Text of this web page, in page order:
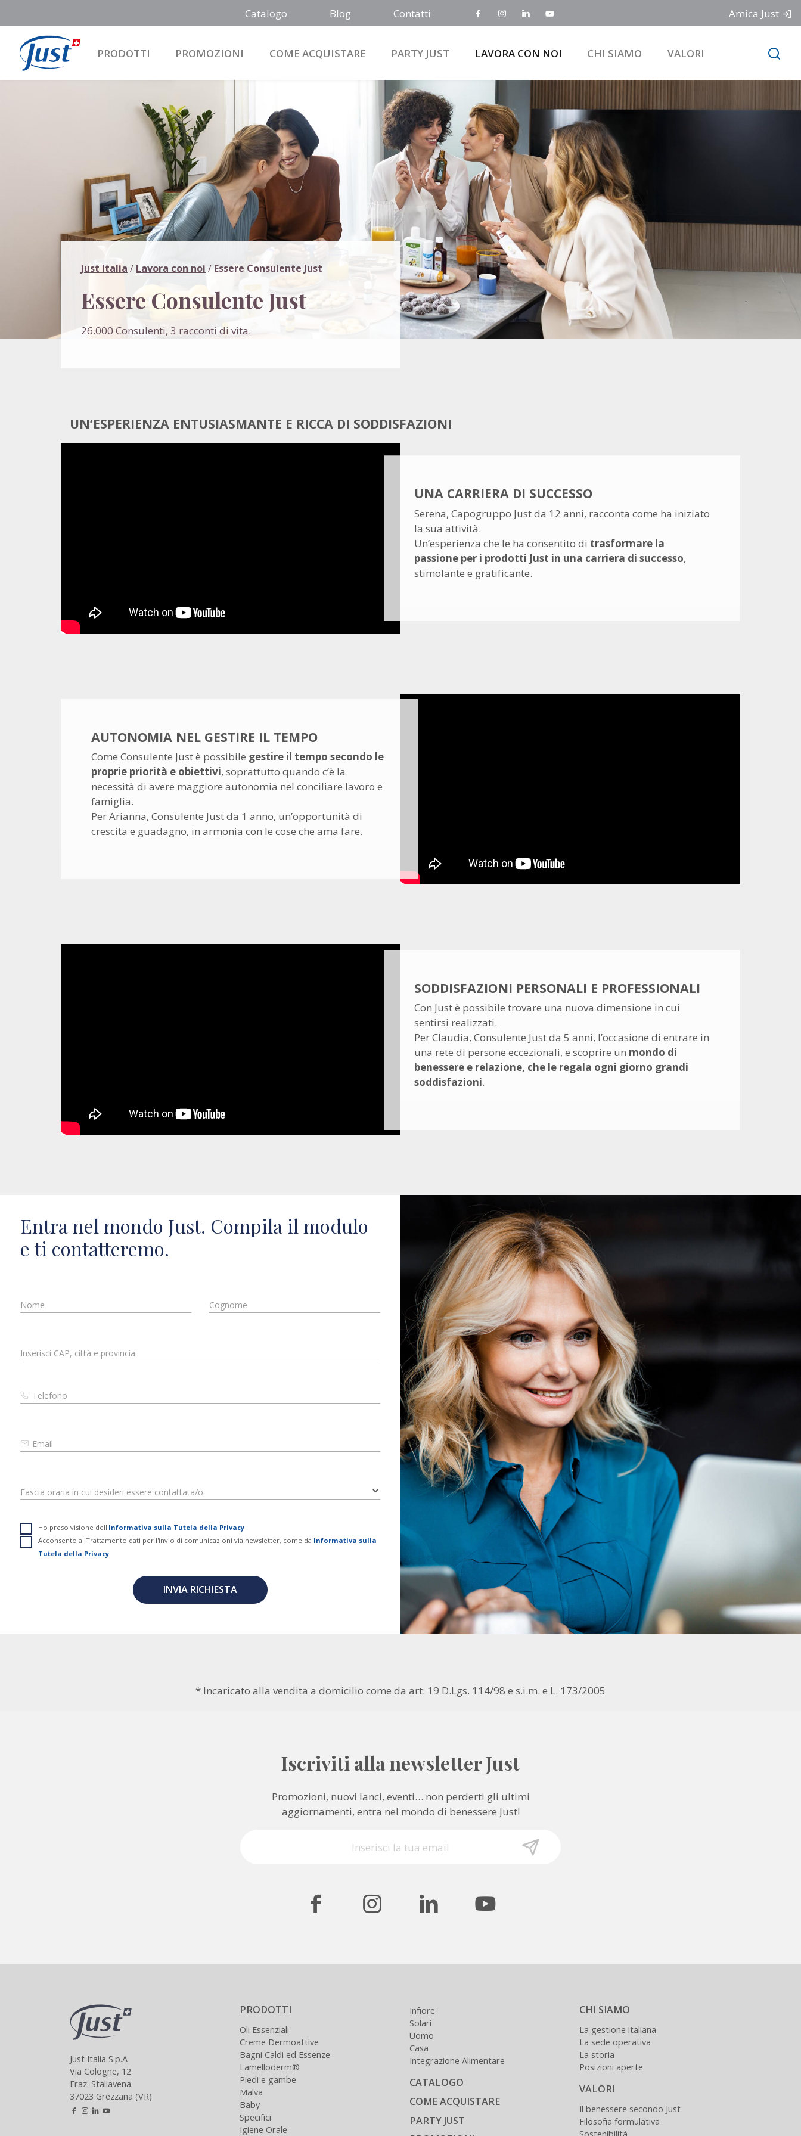
Catalogo Blog Contatti Amica Just
Main Navigation
PRODOTTI PROMOZIONI COME ACQUISTARE PARTY JUST LAVORA CON NOI CHI SIAMO VALORI
Just Italia / Lavora con noi / Essere Consulente Just
Essere Consulente Just
26.000 Consulenti, 3 racconti di vita.
UN’ESPERIENZA ENTUSIASMANTE E RICCA DI SODDISFAZIONI
UNA CARRIERA DI SUCCESSO
Serena, Capogruppo Just da 12 anni, racconta come ha iniziato
la sua attività.
Un’esperienza che le ha consentito di trasformare la
passione per i prodotti Just in una carriera di successo,
stimolante e gratificante.
AUTONOMIA NEL GESTIRE IL TEMPO
Come Consulente Just è possibile gestire il tempo secondo le
proprie priorità e obiettivi, soprattutto quando c’è la
necessità di avere maggiore autonomia nel conciliare lavoro e
famiglia.
Per Arianna, Consulente Just da 1 anno, un’opportunità di
crescita e guadagno, in armonia con le cose che ama fare.
SODDISFAZIONI PERSONALI E PROFESSIONALI
Con Just è possibile trovare una nuova dimensione in cui
sentirsi realizzati.
Per Claudia, Consulente Just da 5 anni, l’occasione di entrare in
una rete di persone eccezionali, e scoprire un mondo di
benessere e relazione, che le regala ogni giorno grandi
soddisfazioni.
Entra nel mondo Just. Compila il modulo
e ti contatteremo.
Ho preso visione dell'Informativa sulla Tutela della Privacy
Acconsento al Trattamento dati per l'invio di comunicazioni via newsletter, come da Informativa sulla
Tutela della Privacy
* Incaricato alla vendita a domicilio come da art. 19 D.Lgs. 114/98 e s.i.m. e L. 173/2005
Iscriviti alla newsletter Just
Promozioni, nuovi lanci, eventi… non perderti gli ultimi
aggiornamenti, entra nel mondo di benessere Just!
Just Italia S.p.A
Via Cologne, 12
Fraz. Stallavena
37023 Grezzana (VR)
PRODOTTI
Oli Essenziali
Creme Dermoattive
Bagni Caldi ed Essenze
Lamelloderm®
Piedi e gambe
Malva
Baby
Specifici
Igiene Orale
Infiore
Solari
Uomo
Casa
Integrazione Alimentare
CATALOGO
COME ACQUISTARE
PARTY JUST
CHI SIAMO
La gestione italiana
La sede operativa
La storia
Posizioni aperte
VALORI
Il benessere secondo Just
Filosofia formulativa
Sostenibilità